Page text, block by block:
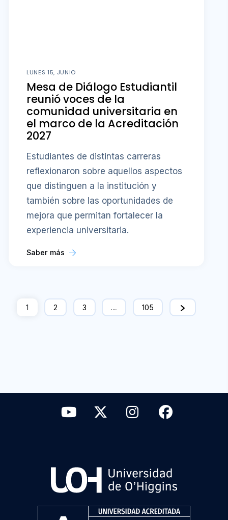
LUNES 15, JUNIO
Mesa de Diálogo Estudiantil
reunió voces de la
comunidad universitaria en
el marco de la Acreditación
2027
Estudiantes de distintas carreras
reflexionaron sobre aquellos aspectos
que distinguen a la institución y
también sobre las oportunidades de
mejora que permitan fortalecer la
experiencia universitaria.
Saber más
1 2 3 … 105